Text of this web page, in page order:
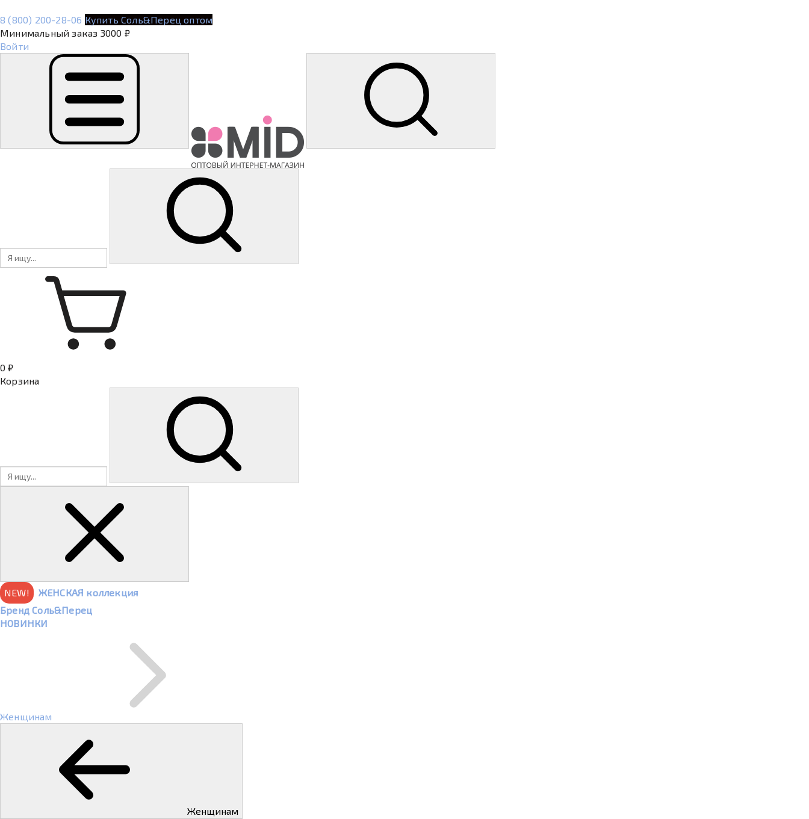
8 (800) 200-28-06 Купить Соль&Перец оптом
Минимальный заказ 3000 ₽
Войти
0 ₽
Корзина
NEW!
ЖЕНСКАЯ коллекция
Бренд Соль&Перец
НОВИНКИ
Женщинам
Женщинам